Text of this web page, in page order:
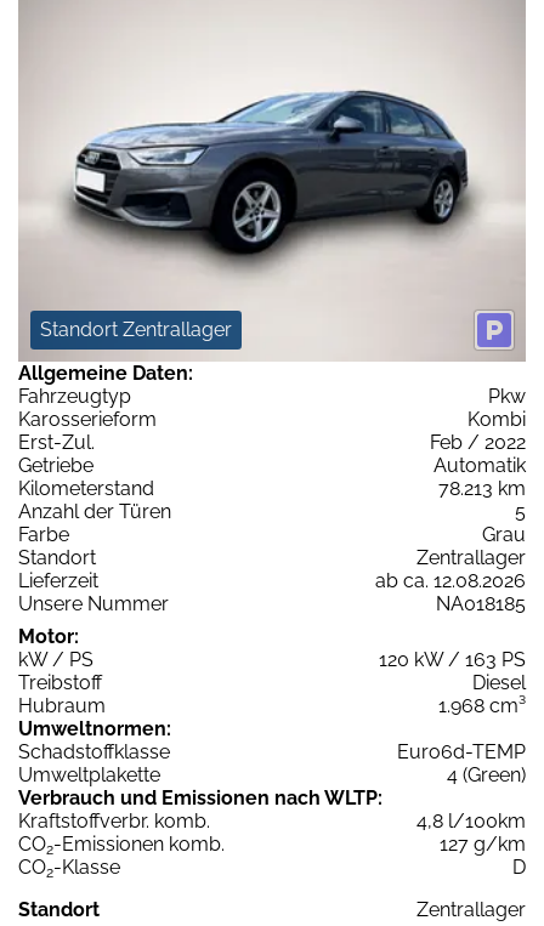
Standort Zentrallager
Allgemeine Daten:
Fahrzeugtyp
Pkw
Karosserieform
Kombi
Erst-Zul.
Feb / 2022
Getriebe
Automatik
Kilometerstand
78.213 km
Anzahl der Türen
5
Farbe
Grau
Standort
Zentrallager
Lieferzeit
ab ca. 12.08.2026
Unsere Nummer
NA018185
Motor:
kW / PS
120 kW / 163 PS
Treibstoff
Diesel
Hubraum
1.968 cm³
Umweltnormen:
Schadstoffklasse
Euro6d-TEMP
Umweltplakette
4 (Green)
Verbrauch und Emissionen nach WLTP:
Kraftstoffverbr. komb.
4,8 l/100km
CO2-Emissionen komb.
127 g/km
CO2-Klasse
D
Standort
Zentrallager